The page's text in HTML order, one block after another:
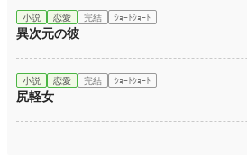
小説 恋愛 完結 ｼｮｰﾄｼｮｰﾄ
異次元の彼
小説 恋愛 完結 ｼｮｰﾄｼｮｰﾄ
尻軽女